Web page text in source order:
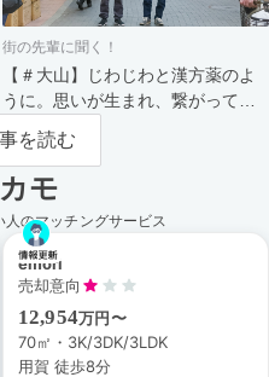
街の先輩に聞く！
【＃大山】じわじわと漢方薬のよ
うに。思いが生まれ、繋がってい
く街。
を読む
モ
のマッチングサービス
emori
売却意向
12,954万円〜
70㎡・3K/3DK/3LDK
用賀 徒歩8分